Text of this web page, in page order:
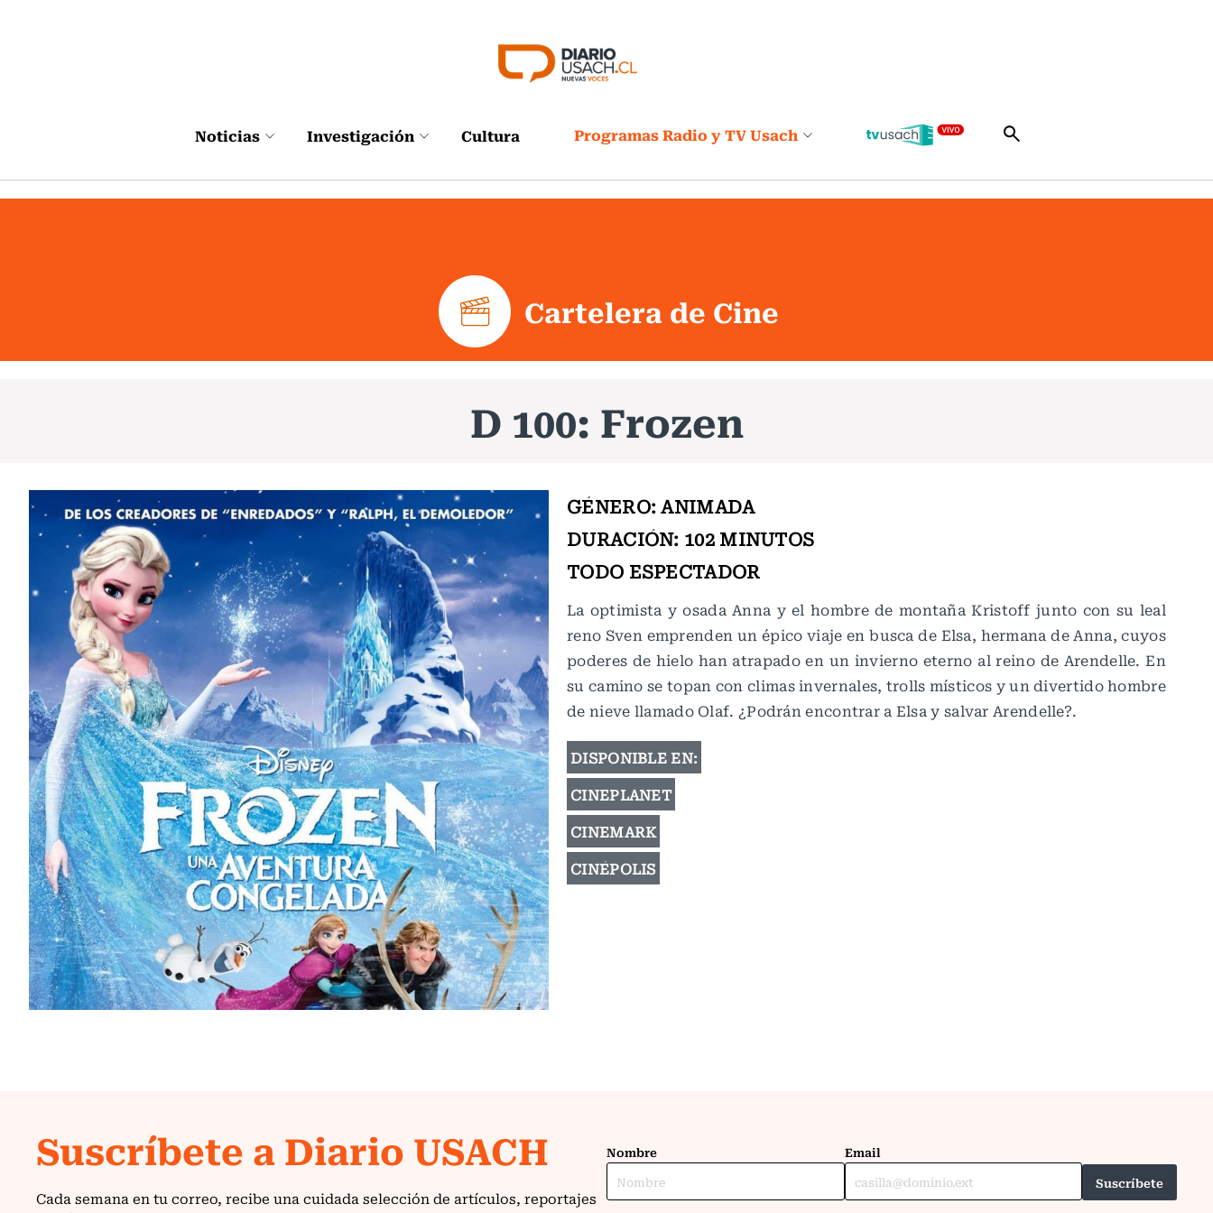
Noticias Investigación Cultura Programas Radio y TV Usach
Cartelera de Cine
D 100: Frozen
GÉNERO: ANIMADA
DURACIÓN: 102 MINUTOS
TODO ESPECTADOR
La optimista y osada Anna y el hombre de montaña Kristoff junto con su leal
reno Sven emprenden un épico viaje en busca de Elsa, hermana de Anna, cuyos
poderes de hielo han atrapado en un invierno eterno al reino de Arendelle. En
su camino se topan con climas invernales, trolls místicos y un divertido hombre
de nieve llamado Olaf. ¿Podrán encontrar a Elsa y salvar Arendelle?.
DISPONIBLE EN:
CINEPLANET
CINEMARK
CINÉPOLIS